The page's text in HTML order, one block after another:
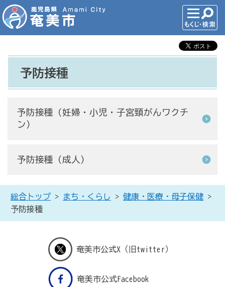
予防接種
予防接種（妊婦・小児・子宮頸がんワクチ
ン）
予防接種（成人）
総合トップ > まち・くらし > 健康・医療・母子保健 >
予防接種
奄美市公式X（旧twitter）
奄美市公式Facebook